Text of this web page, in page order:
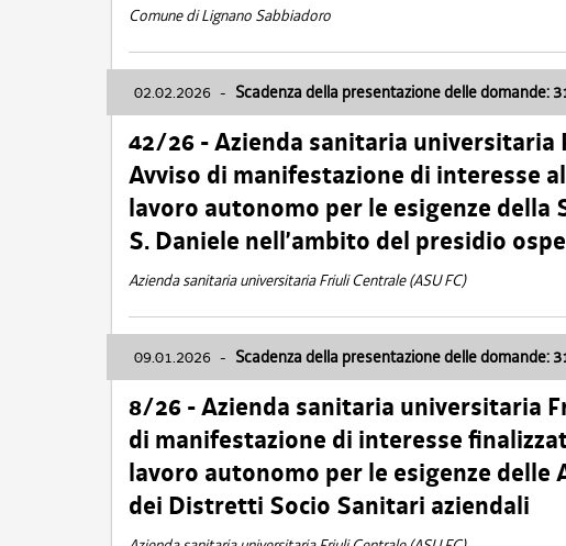
Comune di Lignano Sabbiadoro
02.02.2026 - Scadenza della presentazione delle domande:
42/26 - Azienda sanitaria universitaria
Avviso di manifestazione di interesse
lavoro autonomo per le esigenze della
S. Daniele nell’ambito del presidio
Azienda sanitaria universitaria Friuli Centrale (ASU FC)
09.01.2026 - Scadenza della presentazione delle domande:
8/26 - Azienda sanitaria universitaria
di manifestazione di interesse
lavoro autonomo per le esigenze delle
dei Distretti Socio Sanitari aziendali